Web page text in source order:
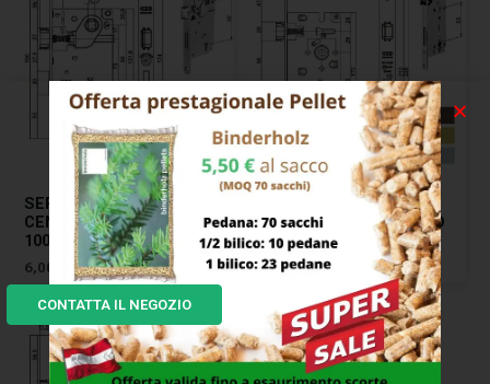
SERRATURA INF.LEGNO
CENTRO E50 OTTONATA
1002 AGB
6,00
SERRATURA INF.LEGNO
DUO E40 CROMO OPACO
851 AGB
17,00€
CONTATTA IL NEGOZIO